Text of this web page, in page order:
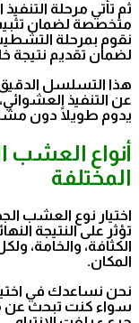
ثم تأتي مرحلة
متخصصة لضمان
نقوم بمرحلة
لضمان تقديم نتيجة
هذا التسلسل الدقيق
عن التنفيذ
يدوم طويلًا دون
أنواع العشب
المختلفة
اختيار نوع العشب
تؤثر على النتيجة
الكثافة، والخامة،
المكان.
نحن نساعدك في
سواء كنت تبحث عن